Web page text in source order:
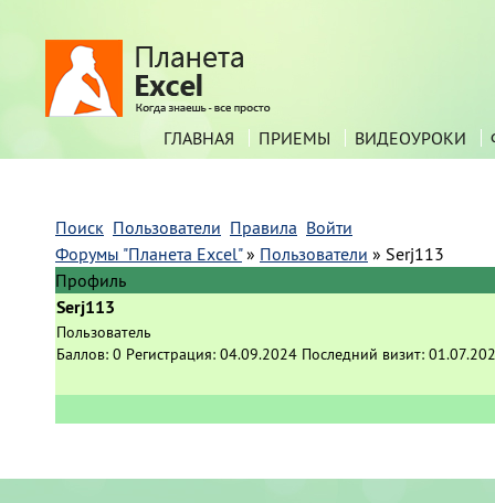
ГЛАВНАЯ ПРИЕМЫ ВИДЕОУРОКИ
Поиск Пользователи Правила Войти
Форумы "Планета Excel" » Пользователи » Serj113
Профиль
Serj113
Пользователь
Баллов: 0 Регистрация: 04.09.2024 Последний визит: